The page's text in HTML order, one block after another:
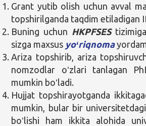
Grant yutib olish uchun avval
topshirilganda taqdim etiladigan
Buning uchun HKPFSEStizimiga
sizga maxsus yoʻriqnoma
Ariza topshirib, ariza
nomzodlar oʻzlari tanlagan
mumkin boʻladi.
Hujjat topshirayotganda
mumkin, bular bir
boʻlishi ham ikkita alohida